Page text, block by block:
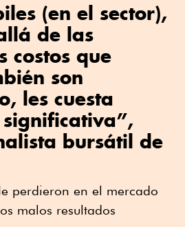
(en el sector),
de las
costos que
son
les cuesta
bursátil de
perdieron en el mercado
malos resultados